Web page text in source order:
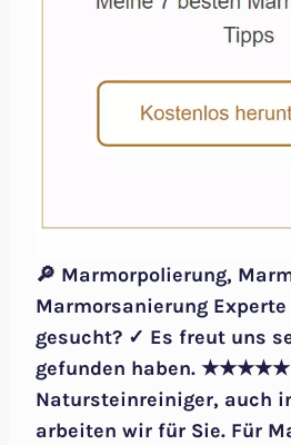
🔎 Marmorpolierung,
Marmorsanierung Experte
gesucht? ✓ Es freut uns
gefunden haben. ★★★★★
Natursteinreiniger, auch
arbeiten wir für Sie. Für